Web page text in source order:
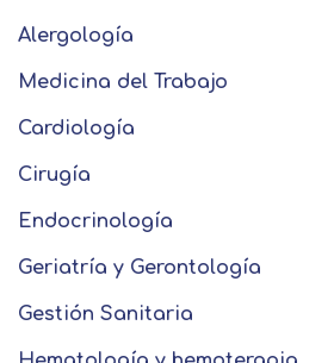
Alergología
Medicina del Trabajo
Cardiología
Cirugía
Endocrinología
Geriatría y Gerontología
Gestión Sanitaria
Solicitar
información
Solicitar
información
Nombre
Apellidos